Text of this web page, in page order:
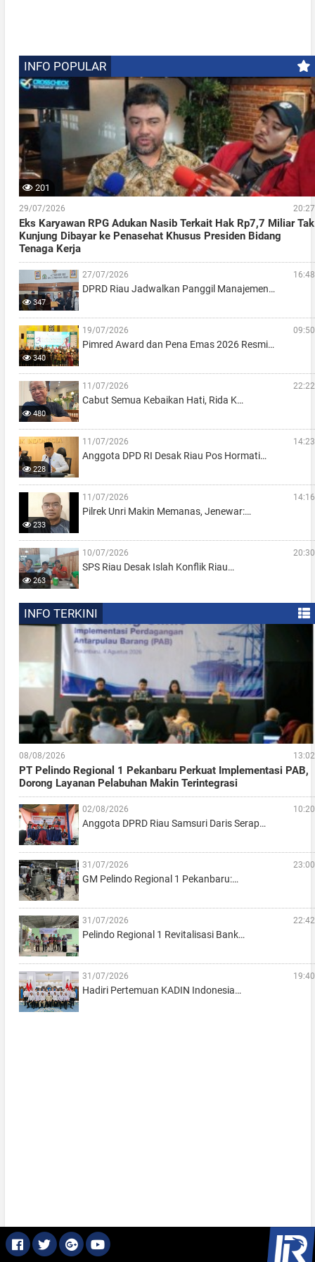
INFO POPULAR
201
29/07/2026 20:27
Eks Karyawan RPG Adukan Nasib Terkait Hak Rp7,7 Miliar Tak
Kunjung Dibayar ke Penasehat Khusus Presiden Bidang
Tenaga Kerja
347
27/07/2026 16:48
DPRD Riau Jadwalkan Panggil Manajemen…
340
19/07/2026 09:50
Pimred Award dan Pena Emas 2026 Resmi…
480
11/07/2026 22:22
Cabut Semua Kebaikan Hati, Rida K…
228
11/07/2026 14:23
Anggota DPD RI Desak Riau Pos Hormati…
233
11/07/2026 14:16
Pilrek Unri Makin Memanas, Jenewar:…
263
10/07/2026 20:30
SPS Riau Desak Islah Konflik Riau…
INFO TERKINI
08/08/2026 13:02
PT Pelindo Regional 1 Pekanbaru Perkuat Implementasi PAB,
Dorong Layanan Pelabuhan Makin Terintegrasi
02/08/2026 10:20
Anggota DPRD Riau Samsuri Daris Serap…
31/07/2026 23:00
GM Pelindo Regional 1 Pekanbaru:…
31/07/2026 22:42
Pelindo Regional 1 Revitalisasi Bank…
31/07/2026 19:40
Hadiri Pertemuan KADIN Indonesia…